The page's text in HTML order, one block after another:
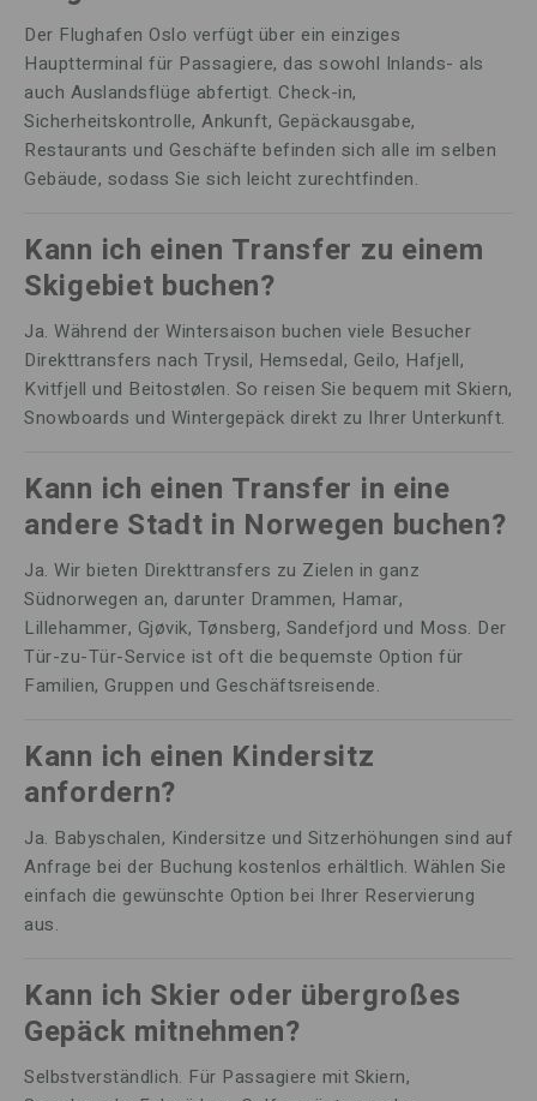
Der Flughafen Oslo verfügt über ein einziges
Hauptterminal für Passagiere, das sowohl Inlands- als
auch Auslandsflüge abfertigt. Check-in,
Sicherheitskontrolle, Ankunft, Gepäckausgabe,
Restaurants und Geschäfte befinden sich alle im selben
Gebäude, sodass Sie sich leicht zurechtfinden.
Kann ich einen Transfer zu einem
Skigebiet buchen?
Ja. Während der Wintersaison buchen viele Besucher
Direkttransfers nach Trysil, Hemsedal, Geilo, Hafjell,
Kvitfjell und Beitostølen. So reisen Sie bequem mit Skiern,
Snowboards und Wintergepäck direkt zu Ihrer Unterkunft.
Kann ich einen Transfer in eine
andere Stadt in Norwegen buchen?
Ja. Wir bieten Direkttransfers zu Zielen in ganz
Südnorwegen an, darunter Drammen, Hamar,
Lillehammer, Gjøvik, Tønsberg, Sandefjord und Moss. Der
Tür-zu-Tür-Service ist oft die bequemste Option für
Familien, Gruppen und Geschäftsreisende.
Kann ich einen Kindersitz
anfordern?
Ja. Babyschalen, Kindersitze und Sitzerhöhungen sind auf
Anfrage bei der Buchung kostenlos erhältlich. Wählen Sie
einfach die gewünschte Option bei Ihrer Reservierung
aus.
Kann ich Skier oder übergroßes
Gepäck mitnehmen?
Selbstverständlich. Für Passagiere mit Skiern,